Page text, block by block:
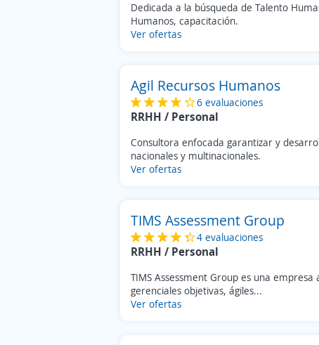
Dedicada a la búsqueda de Talento
Humanos, capacitación.
Ver ofertas
Agil Recursos Humanos
6 evaluaciones
RRHH / Personal
Consultora enfocada garantizar y
nacionales y multinacionales.
Ver ofertas
TIMS Assessment Group
4 evaluaciones
RRHH / Personal
TIMS Assessment Group es una
gerenciales objetivas, ágiles...
Ver ofertas